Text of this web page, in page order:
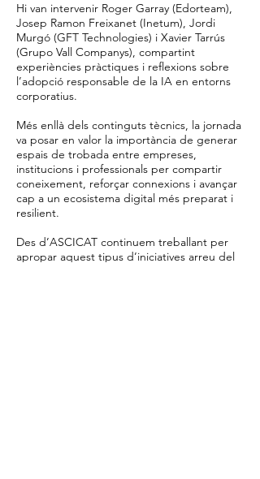
Hi van intervenir Roger Garray (Edorteam),
Josep Ramon Freixanet (Inetum), Jordi
Murgó (GFT Technologies) i Xavier Tarrús
(Grupo Vall Companys), compartint
experiències pràctiques i reflexions sobre
l’adopció responsable de la IA en entorns
corporatius.
Més enllà dels continguts tècnics, la jornada
va posar en valor la importància de generar
espais de trobada entre empreses,
institucions i professionals per compartir
coneixement, reforçar connexions i avançar
cap a un ecosistema digital més preparat i
resilient.
Des d’ASCICAT continuem treballant per
apropar aquest tipus d’iniciatives arreu del